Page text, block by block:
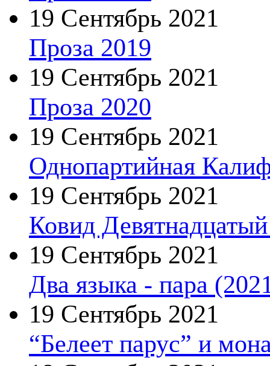
19 Сентябрь 2021
Проза 2019
19 Сентябрь 2021
Проза 2020
19 Сентябрь 2021
Однопартийная
19 Сентябрь 2021
Ковид
19 Сентябрь 2021
Два языка - пара
19 Сентябрь 2021
“Белеет парус” и